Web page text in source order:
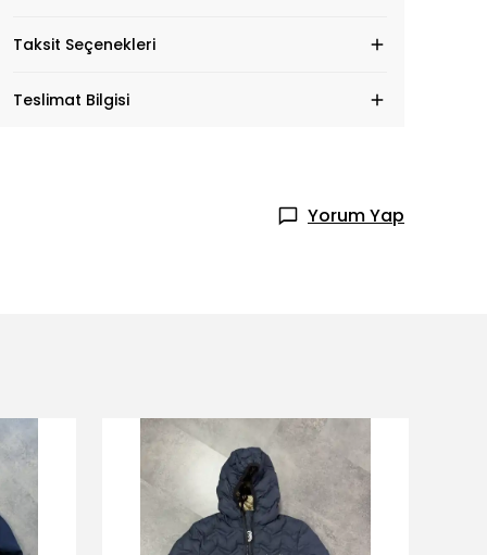
Taksit Seçenekleri
Teslimat Bilgisi
Yorum Yap